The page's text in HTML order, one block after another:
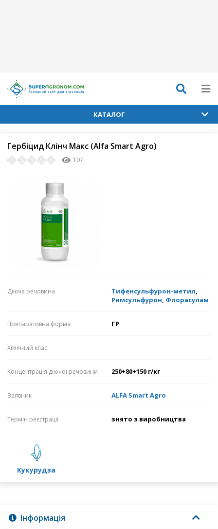
КАТАЛОГ
Гербіцид Клінч Макс (Alfa Smart Agro)
107
Діюча речовина Тифенсульфурон-метил,
Римсульфурон, Флорасулам
Препаративна форма ГР
Хімічний клас
Концентрація діючої речовини 250+80+150 г/кг
Заявник ALFA Smart Agro
Термін реєстрації знято з виробництва
кукурудза
Інформація